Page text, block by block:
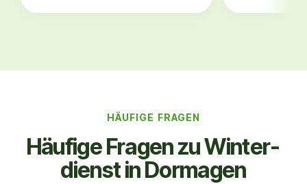
HÄUFIGE FRAGEN
Häufige Fragen zu Winter­
dienst in Dormagen